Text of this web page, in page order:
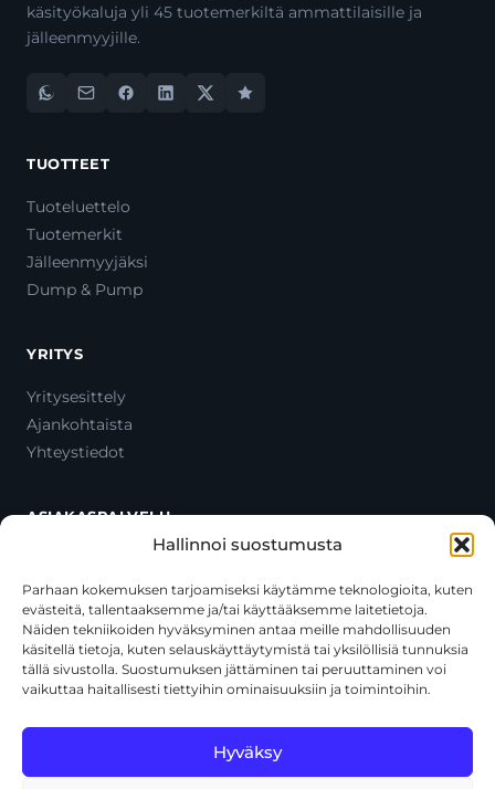
Hallinnoi suostumusta
Parhaan kokemuksen tarjoamiseksi käytämme teknologioita, kuten
evästeitä, tallentaaksemme ja/tai käyttääksemme laitetietoja.
Näiden tekniikoiden hyväksyminen antaa meille mahdollisuuden
käsitellä tietoja, kuten selauskäyttäytymistä tai yksilöllisiä tunnuksia
tällä sivustolla. Suostumuksen jättäminen tai peruuttaminen voi
vaikuttaa haitallisesti tiettyihin ominaisuuksiin ja toimintoihin.
Hyväksy
käsityökaluja yli 45 tuotemerkiltä ammattilaisille ja
jälleenmyyjille.
TUOTTEET
Tuoteluettelo
Tuotemerkit
Jälleenmyyjäksi
Dump & Pump
YRITYS
Yritysesittely
Ajankohtaista
Yhteystiedot
ASIAKASPALVELU
Oma tili
Maksutavat
Toimitustavat
Usein kysytyt kysymykset
+358 44 270 3795
asiakaspalvelu@toolcat.fi